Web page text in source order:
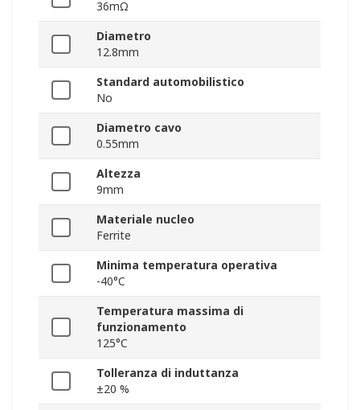
36mΩ
Diametro
12.8mm
Standard automobilistico
No
Diametro cavo
0.55mm
Altezza
9mm
Materiale nucleo
Ferrite
Minima temperatura operativa
-40°C
Temperatura massima di
funzionamento
125°C
Tolleranza di induttanza
±20 %